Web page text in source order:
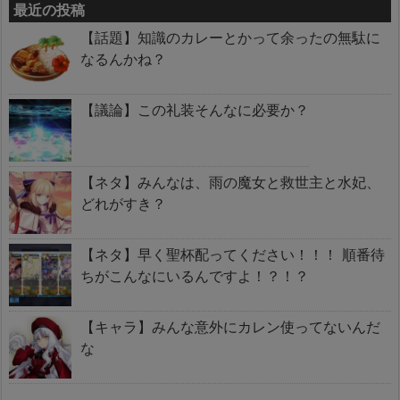
最近の投稿
【話題】知識のカレーとかって余ったの無駄に
なるんかね？
【議論】この礼装そんなに必要か？
【ネタ】みんなは、雨の魔女と救世主と水妃、
どれがすき？
【ネタ】早く聖杯配ってください！！！ 順番待
ちがこんなにいるんですよ！？！？
【キャラ】みんな意外にカレン使ってないんだ
な